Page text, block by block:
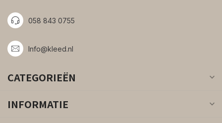
058 843 0755
Info@kleed.nl
CATEGORIEËN
INFORMATIE